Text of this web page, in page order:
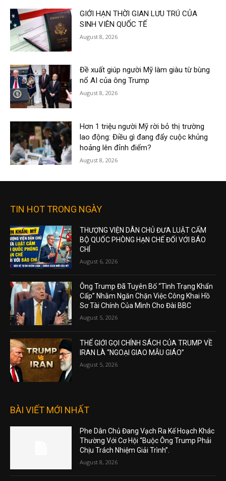
GIỚI HẠN THỜI GIAN LƯU TRÚ CỦA
SINH VIÊN QUỐC TẾ
August 8, 2026
Đề xuất giúp người Mỹ làm giàu từ bùng
nổ AI của ông Trump
August 8, 2026
Hơn 1 triệu người Mỹ rời bỏ thị trường
lao động: Điều gì đang đẩy cuộc khủng
hoảng lên đỉnh điểm?
August 8, 2026
TIN HOT TRONG NGÀY
THƯỢNG VIỆN DÂN CHỦ ĐƯA LUẬT CẤM
BỘ QUỐC PHÒNG HẠN CHẾ ĐỐI VỚI BÁO
CHÍ
August 6, 2026
Ông Trump Đã Tuyên Bố “Tình Trạng Khẩn
Cấp” Nhằm Ngăn Chặn Việc Công Khai Hồ
Sơ Tài Chính Của Mình Cho Đài BBC
August 5, 2026
THẾ GIỚI GỌI CHÍNH SÁCH CỦA TRUMP VỀ
IRAN LÀ “NGOẠI GIAO MẪU GIÁO”
August 5, 2026
BÀI VIẾT MỚI NHẤT
Phe Dân Chủ Đang Vạch Ra Kế Hoạch Khác
Thường Với Cơ Hội “Buộc Ông Trump Phải
Chịu Trách Nhiệm Giải Trình”.
August 8, 2026